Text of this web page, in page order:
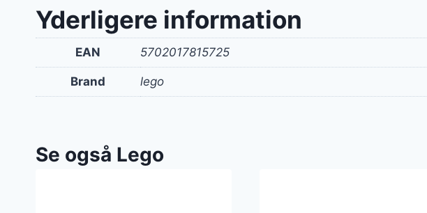
Yderligere information
EAN 5702017815725
Brand lego
Se også Lego